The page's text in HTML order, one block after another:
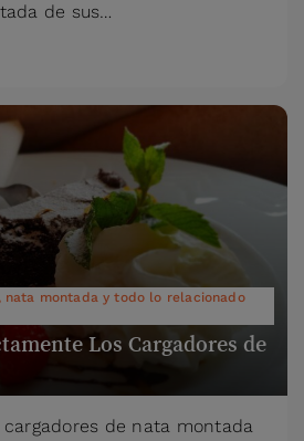
de sus…
nata montada y todo lo relacionado
Los Cargadores de
de nata montada